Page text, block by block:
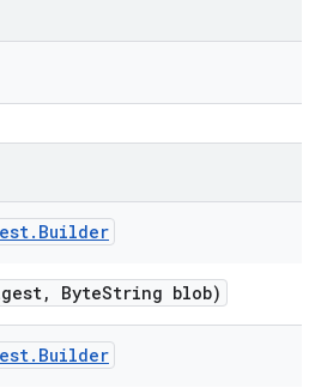
. Builder
, ByteString blob)
. Builder